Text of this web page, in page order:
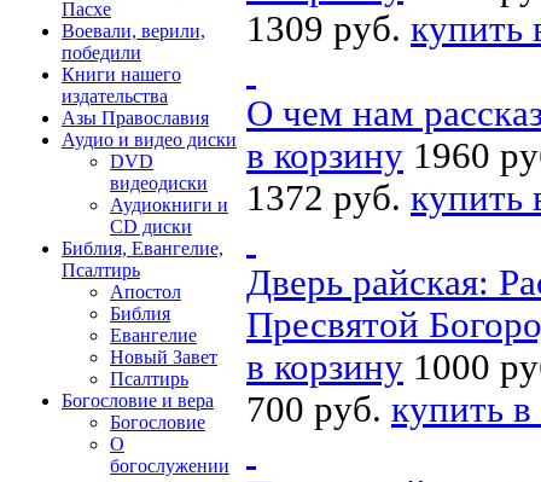
Пасхе
Воевали, верили,
победили
Книги нашего
издательства
Азы Православия
Аудио и видео диски
DVD
видеодиски
Аудиокниги и
CD диски
Библия, Евангелие,
Псалтирь
Апостол
Библия
Евангелие
Новый Завет
Псалтирь
Богословие и вера
Богословие
О
богослужении
1309 руб. купить
О чем нам
в корзину 1960
1372 руб. купить
Дверь райская:
Пресвятой
в корзину 1000
700 руб. купить